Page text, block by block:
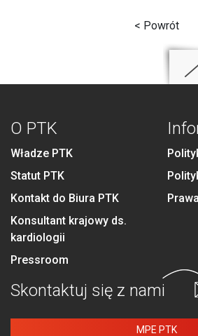
< Powrót
O PTK
Władze PTK
Statut PTK
Kontakt do Biura PTK
Konsultant krajowy ds.
kardiologii
Pressroom
Skontaktuj się z nami
MPE PTK